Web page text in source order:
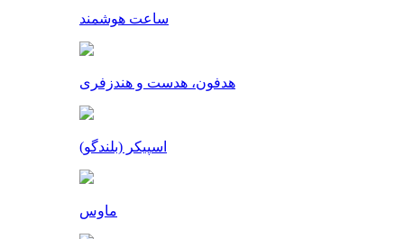
ساعت هوشمند
هدفون، هدست و هندزفری
اسپیکر (بلندگو)
ماوس